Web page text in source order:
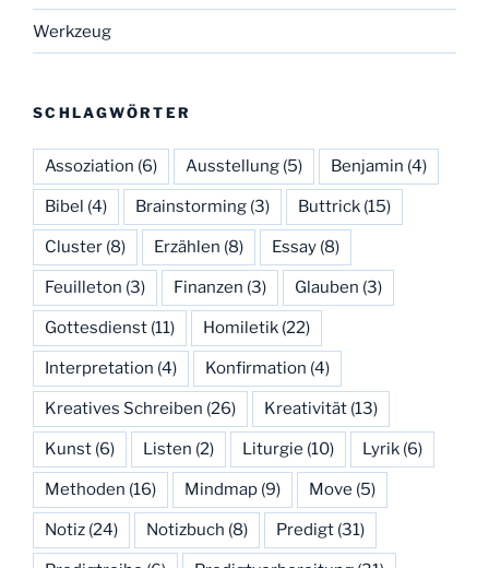
Werkzeug
SCHLAGWÖRTER
Assoziation (6) Ausstellung (5) Benjamin (4)
Bibel (4) Brainstorming (3) Buttrick (15)
Cluster (8) Erzählen (8) Essay (8)
Feuilleton (3) Finanzen (3) Glauben (3)
Gottesdienst (11) Homiletik (22)
Interpretation (4) Konfirmation (4)
Kreatives Schreiben (26) Kreativität (13)
Kunst (6) Listen (2) Liturgie (10) Lyrik (6)
Methoden (16) Mindmap (9) Move (5)
Notiz (24) Notizbuch (8) Predigt (31)